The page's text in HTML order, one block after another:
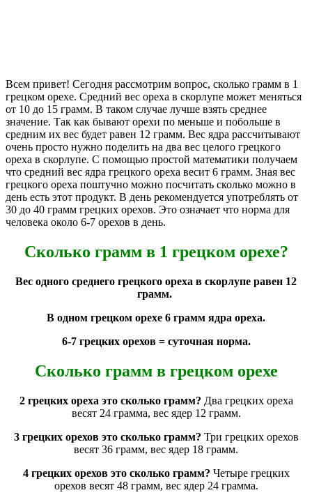
Всем привет! Сегодня рассмотрим вопрос, сколько грамм в 1
грецком орехе. Средний вес ореха в скорлупе может меняться
от 10 до 15 грамм. В таком случае лучше взять среднее
значение. Так как бывают орехи по меньше и побольше в
средним их вес будет равен 12 грамм. Вес ядра рассчитывают
очень просто нужно поделить на два вес целого грецкого
ореха в скорлупе. С помощью простой математики получаем
что средний вес ядра грецкого ореха весит 6 грамм. Зная вес
грецкого ореха поштучно можно посчитать сколько можно в
день есть этот продукт. В день рекомендуется употреблять от
30 до 40 грамм грецких орехов. Это означает что норма для
человека около 6-7 орехов в день.
Сколько грамм в 1 грецком орехе?
Вес одного среднего грецкого ореха в скорлупе равен 12
грамм.
В одном грецком орехе 6 грамм ядра ореха.
6-7 грецких орехов = суточная норма.
Сколько грамм в грецком орехе
2 грецких ореха это сколько грамм? Два грецких ореха
весят 24 грамма, вес ядер 12 грамм.
3 грецких орехов это сколько грамм? Три грецких орехов
весят 36 грамм, вес ядер 18 грамм.
4 грецких орехов это сколько грамм? Четыре грецких
орехов весят 48 грамм, вес ядер 24 грамма.